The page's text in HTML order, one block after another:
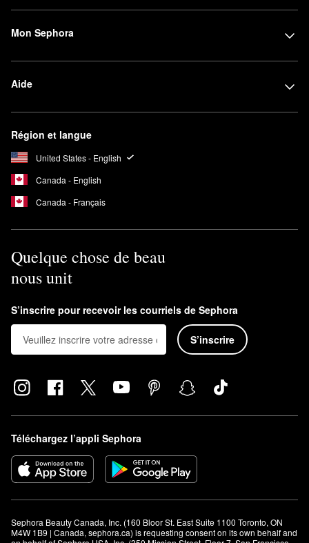
Mon Sephora
Aide
Région et langue
United States - English
Canada - English
Canada - Français
Quelque chose de beau
nous unit
S’inscrire pour recevoir les courriels de Sephora
S’inscrire
Téléchargez l’appli Sephora
Sephora Beauty Canada, Inc. (160 Bloor St. East Suite 1100 Toronto, ON
M4W 1B9 | Canada, sephora.ca) is requesting consent on its own behalf and